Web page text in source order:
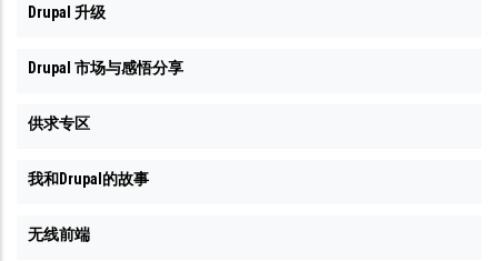
Drupal 升级
Drupal 市场与感悟分享
供求专区
我和Drupal的故事
无线前端